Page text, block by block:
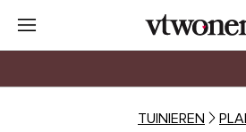
TUINIEREN